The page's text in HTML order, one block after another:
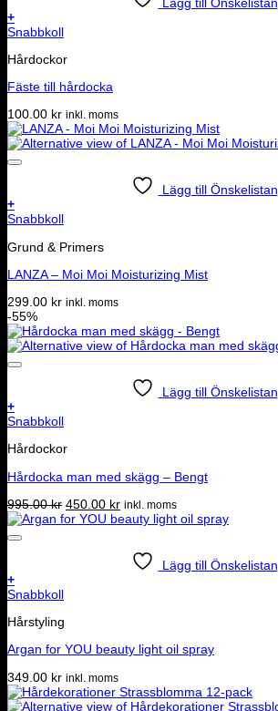
+
Snabbkoll
Hårdockor
Fäste till hårdocka
100.00 kr inkl. moms
Lägg till Önskelistan
+
Snabbkoll
Grund & Primers
LANZA – Moi Moi Moisturizing Mist
299.00 kr inkl. moms
-55%
Lägg till Önskelistan
+
Snabbkoll
Hårdockor
Hårdocka man med skägg – Bengt
995.00kr Det
ursprungliga
450.00 krDet
nuvarande
450.00 kr.
inkl. moms
Lägg till Önskelistan
+
Snabbkoll
Hårstyling
Argan for YOU beauty light oil spray
349.00 kr inkl. moms